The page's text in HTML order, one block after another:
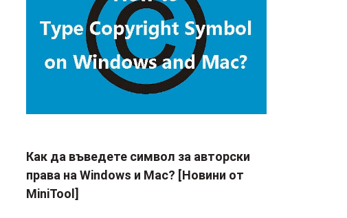
Как да въведете символ за авторски
права на Windows и Mac? [Новини от
MiniTool]